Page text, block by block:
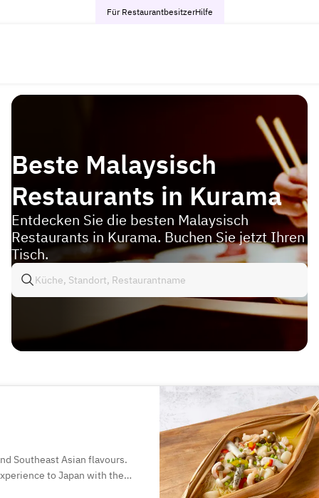
Für RestaurantbesitzerHilfe
Beste Malaysisch
Restaurants in Kurama
Entdecken Sie die besten Malaysisch
Restaurants in Kurama. Buchen Sie jetzt Ihren
Tisch.
Southeast Asian flavours.
to Japan with the